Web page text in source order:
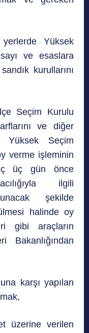
Yüksek
ve esaslara
kurullarını
Seçim Kurulu
ve diğer
Seçim
verme işleminin
üç gün önce
ilgili
şekilde
halinde oy
gibi araçların
Bakanlığından
karşı yapılan
üzerine verilen